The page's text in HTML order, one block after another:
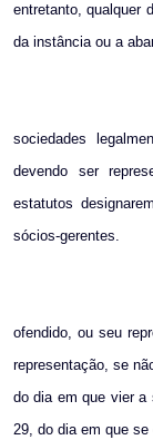
entretanto, qualquer
da instância ou a
sociedades
devendo ser
estatutos
sócios-gerentes.
ofendido, ou seu
representação, se
do dia em que vier a
29, do dia em que